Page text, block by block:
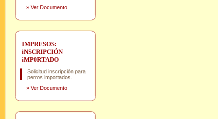
» Ver Documento
IMPRESOS:
iNSCRIPCIÓN
iMP0RTADO
Solicitud inscripción para
perros importados.
» Ver Documento